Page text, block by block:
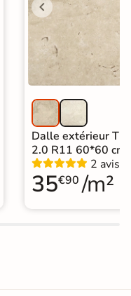
Dalle extérieur
2.0 R11 60*60 cm
2 avis
35€90 /m²